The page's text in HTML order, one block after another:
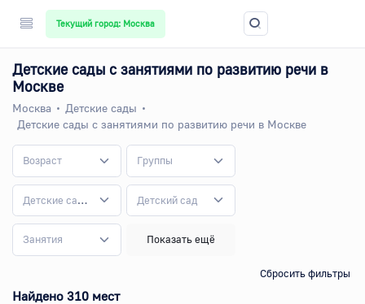
Текущий город: Москва
Детские сады с занятиями по развитию речи в
Москве
Москва
Детские сады
Детские сады с занятиями по развитию речи в Москве
Возраст Группы
Детские сады Детский сад
Занятия Показать ещё
Сбросить фильтры
Найдено 310 мест